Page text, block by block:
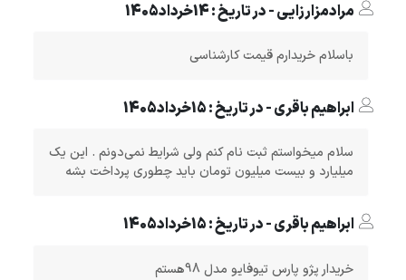
مرادمزارزایی - در تاریخ : 14خرداد1405
باسلام خریدارم قیمت کارشناسی
ابراهیم باقری - در تاریخ : 15خرداد1405
سلام میخواستم ثبت نام کنم ولی شرایط نمی‌دونم . این یک
میلیارد و بیست میلیون تومان باید چطوری پرداخت بشه
ابراهیم باقری - در تاریخ : 15خرداد1405
خریدار پژو پارس تیوفایو مدل 98هستم